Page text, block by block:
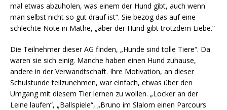
mal etwas abzuholen, was einem der Hund gibt, auch wenn
man selbst nicht so gut drauf ist“. Sie bezog das auf eine
schlechte Note in Mathe, „aber der Hund gibt trotzdem Liebe.“
Die Teilnehmer dieser AG finden, „Hunde sind tolle Tiere“. Da
waren sie sich einig. Manche haben einen Hund zuhause,
andere in der Verwandtschaft. Ihre Motivation, an dieser
Schulstunde teilzunehmen, war einfach, etwas über den
Umgang mit diesem Tier lernen zu wollen. „Locker an der
Leine laufen“, „Ballspiele“, „Bruno im Slalom einen Parcours